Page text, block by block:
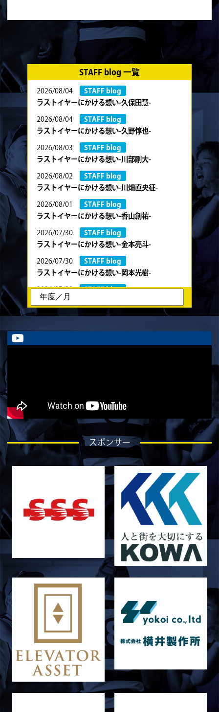
STAFF blog 一覧
2026/08/04
STAFF blog
ラストイヤーにかける想い-久保田慧-
2026/08/04
STAFF blog
ラストイヤーにかける想い-久野惇也-
2026/08/03
STAFF blog
ラストイヤーにかける想い-川部剛大-
2026/08/02
STAFF blog
ラストイヤーにかける想い-川畑直央征-
2026/08/01
STAFF blog
ラストイヤーにかける想い-香山創祐-
2026/07/30
STAFF blog
ラストイヤーにかける想い-金本亮斗-
2026/07/30
STAFF blog
ラストイヤーにかける想い-岡本光樹-
2026/07/28
STAFF blog
ラストイヤーにかける想い-石飛冬輝-
2026/07/27
STAFF blog
ラストイヤーにかける想い-石岡泰一-
2026/07/25
STAFF blog
2026/06/27
STAFF blog
【Rits Familyのバトン】vol. 2 稲西輝紀
STAFF blog
STAFF blog
6月20日 花園大学
2026/06/16
STAFF blog
STAFF blog
2026/06/12
STAFF blog
【Rits Familyのバトン】vol. 1 北村瞬太郎
2026/06/03
STAFF blog
【「イヤーブック2026」にお名前を掲載／サポ
ーター募集のお知らせ】
2026/05/31
STAFF blog
5月31日 関西学院大学AB
2026/05/31
STAFF blog
5月30日 関西学院大学CD
STAFF blog
2026年度 新入部員のお知らせ
スポンサー